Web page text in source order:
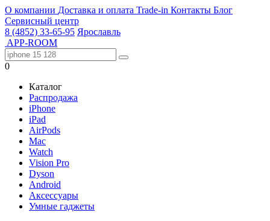
О компании Доставка и оплата Trade-in Контакты Блог
Сервисный центр
8 (4852) 33-65-95 Ярославль
APP-ROOM
0
Каталог
Распродажа
iPhone
iPad
AirPods
Mac
Watch
Vision Pro
Dyson
Android
Аксессуары
Умные гаджеты